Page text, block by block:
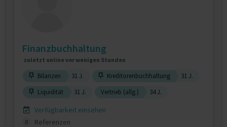
Finanzbuchhaltung
zuletzt online vor wenigen Stunden
Bilanzen 31 J. Kreditorenbuchhaltung
31 J.
Liquidität
31 J. Vertrieb (allg.) 34 J.
Verfügbarkeit einsehen
0
Referenzen